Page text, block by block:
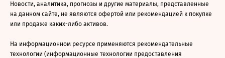
Новости, аналитика, прогнозы и другие материалы, представленные
на данном сайте, не являются офертой или рекомендацией к покупке
или продаже каких-либо активов.
На информационном ресурсе применяются рекомендательные
технологии (информационные технологии предоставления